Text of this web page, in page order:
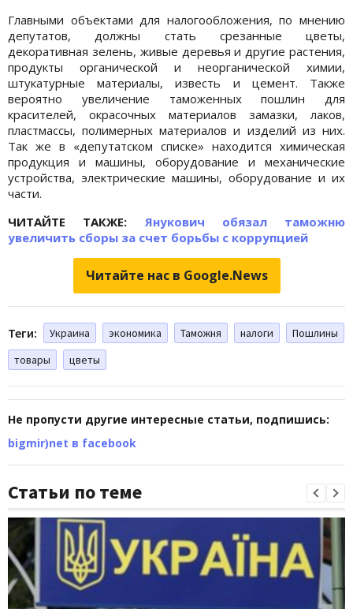
Главными объектами для налогообложения, по мнению
депутатов, должны стать срезанные цветы,
декоративная зелень, живые деревья и другие растения,
продукты органической и неорганической химии,
штукатурные материалы, известь и цемент. Также
вероятно увеличение таможенных пошлин для
красителей, окрасочных материалов замазки, лаков,
пластмассы, полимерных материалов и изделий из них.
Так же в «депутатском списке» находится химическая
продукция и машины, оборудование и механические
устройства, электрические машины, оборудование и их
части.
ЧИТАЙТЕ ТАКЖЕ: Янукович обязал таможню
увеличить сборы за счет борьбы с коррупцией
Читайте нас в Google.News
Теги: Украина экономика Таможня налоги
Пошлины
товары
цветы
Не пропусти другие интересные статьи, подпишись:
bigmir)net в facebook
Статьи по теме